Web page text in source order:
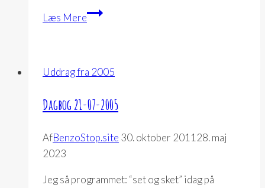
Læs MereDagbog
Uddrag fra 2005
Dagbog 21-07-2005
AfBenzoStop.site 30. oktober 2011 28. maj
2023
Jeg så programmet: “set og sket” idag på